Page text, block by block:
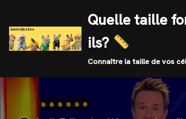
Skip
to
Quelle taille
ils?
Connaître la taille de vos